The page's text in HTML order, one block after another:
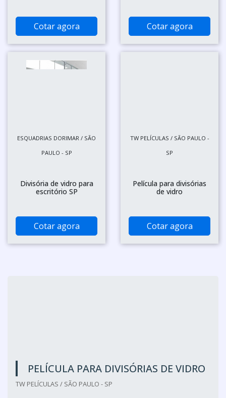
Cotar agora Cotar agora
ESQUADRIAS DORIMAR / SÃO
PAULO - SP
Divisória de vidro para
escritório SP
Cotar agora
TW PELÍCULAS / SÃO PAULO -
SP
Película para divisórias
de vidro
Cotar agora
PELÍCULA PARA DIVISÓRIAS DE VIDRO
TW PELÍCULAS / SÃO PAULO - SP